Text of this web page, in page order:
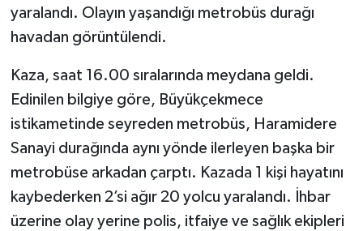
yaralandı. Olayın yaşandığı metrobüs durağı
havadan görüntülendi.
Kaza, saat 16.00 sıralarında meydana geldi.
Edinilen bilgiye göre, Büyükçekmece
istikametinde seyreden metrobüs, Haramidere
Sanayi durağında aynı yönde ilerleyen başka bir
metrobüse arkadan çarptı. Kazada 1 kişi hayatını
kaybederken 2’si ağır 20 yolcu yaralandı. İhbar
üzerine olay yerine polis, itfaiye ve sağlık ekipleri
TÜRKİYE
DÜNYA